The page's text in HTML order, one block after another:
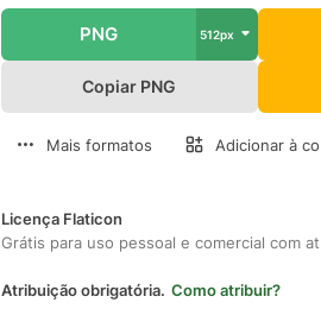
PNG 512px
Copiar PNG
Mais formatos Adicionar à
Licença Flaticon
Grátis para uso pessoal e comercial com
Atribuição obrigatória. Como atribuir?